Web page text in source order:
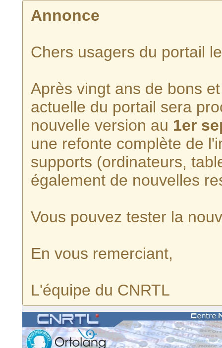
Annonce
Chers usagers du portail
Après vingt ans de bons
actuelle du portail sera
nouvelle version au 1er
une refonte complète de
supports (ordinateurs,
également de nouvelles
Vous pouvez tester la
En vous remerciant,
L'équipe du CNRTL